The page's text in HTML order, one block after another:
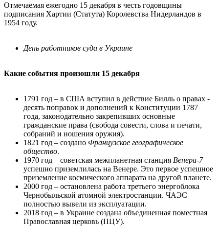
Отмечаемая ежегодно 15 декабря в честь годовщины
подписания Хартии (Статута) Королевства Нидерландов в
1954 году.
День работников суда в Украине
Какие события произошли 15 декабря
1791 год – в США вступил в действие Билль о правах -
десять поправок и дополнений к Конституции 1787
года, законодательно закрепивших основные
гражданские права (свобода совести, слова и печати,
собраний и ношения оружия).
1821 год – создано Французское географическое
общество.
1970 год – советская межпланетная станция Венера-7
успешно приземлилась на Венере. Это первое успешное
приземление космического аппарата на другой планете.
2000 год – остановлена работа третьего энергоблока
Чернобыльской атомной электростанции. ЧАЭС
полностью вывели из эксплуатации.
2018 год – в Украине создана объединенная поместная
Православная церковь (ПЦУ).